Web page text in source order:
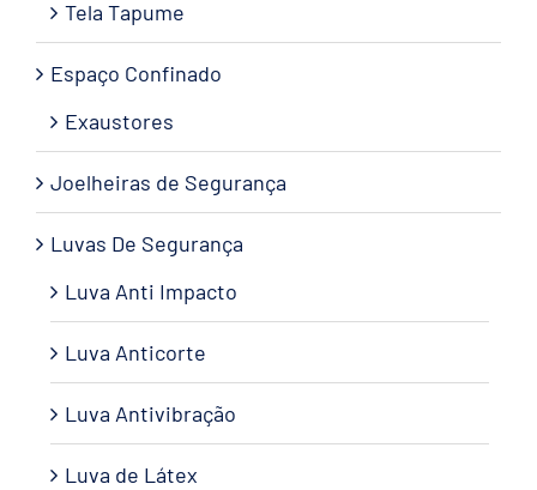
Tela Tapume
Espaço Confinado
Exaustores
Joelheiras de Segurança
Luvas De Segurança
Luva Anti Impacto
Luva Anticorte
Luva Antivibração
Luva de Látex